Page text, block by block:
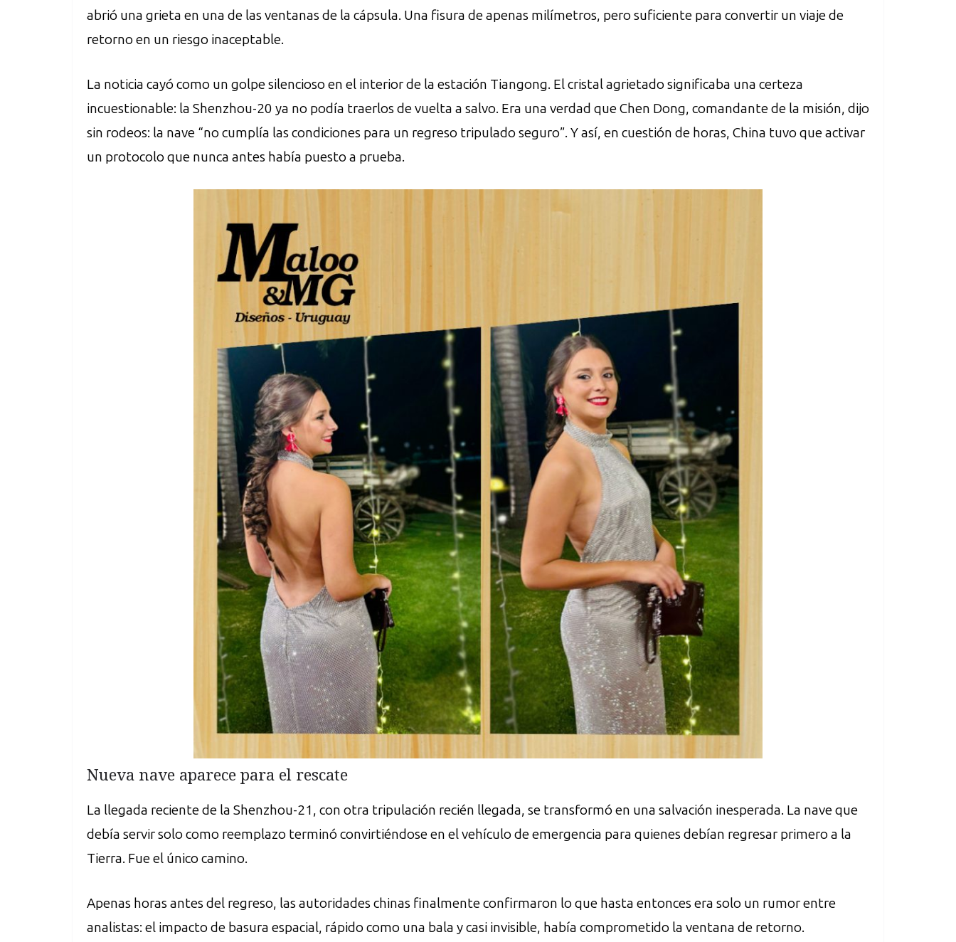
abrió una grieta en una de las ventanas de la cápsula. Una fisura de apenas milímetros, pero suficiente para convertir un viaje de
retorno en un riesgo inaceptable.
La noticia cayó como un golpe silencioso en el interior de la estación Tiangong. El cristal agrietado significaba una certeza
incuestionable: la Shenzhou-20 ya no podía traerlos de vuelta a salvo. Era una verdad que Chen Dong, comandante de la misión, dijo
sin rodeos: la nave “no cumplía las condiciones para un regreso tripulado seguro”. Y así, en cuestión de horas, China tuvo que activar
un protocolo que nunca antes había puesto a prueba.
Nueva nave aparece para el rescate
La llegada reciente de la Shenzhou-21, con otra tripulación recién llegada, se transformó en una salvación inesperada. La nave que
debía servir solo como reemplazo terminó convirtiéndose en el vehículo de emergencia para quienes debían regresar primero a la
Tierra. Fue el único camino.
Apenas horas antes del regreso, las autoridades chinas finalmente confirmaron lo que hasta entonces era solo un rumor entre
analistas: el impacto de basura espacial, rápido como una bala y casi invisible, había comprometido la ventana de retorno.